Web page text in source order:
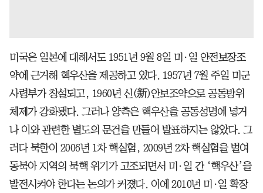
미국은 일본에 대해서도 1951년 9월 8일 미·일 안전보장조
약에 근거해 핵우산을 제공하고 있다. 1957년 7월 주일 미군
사령부가 창설되고, 1960년 신(新)안보조약으로 공동방위
체제가 강화됐다. 그러나 양측은 핵우산을 공동성명에 넣거
나 이와 관련한 별도의 문건을 만들어 발표하지는 않았다. 그
러다 북한이 2006년 1차 핵실험, 2009년 2차 핵실험을 벌여
동북아 지역의 북핵 위기가 고조되면서 미·일 간 ‘핵우산’을
발전시켜야 한다는 논의가 커졌다. 이에 2010년 미·일 확장